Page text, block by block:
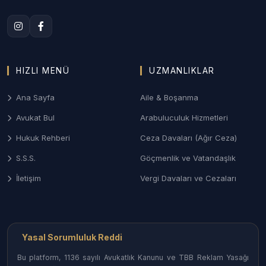
paylaşımı davalarında gizlilik odaklı profesyonel
3. Aydın Ceza ve Ağır Ceza Savunması
asayiş olayları, ticari nitelikli suçlar ve narkotik
dosyalarında haklarınızı koruyan etkin savunma
4. Ticaret ve Şirketler Hukuku
Nazilli ve Söke gibi sanayi ve ticaretin yoğun olduğu
Aydın İlçelerinde Avukat Erişimi
Aydın’ın her noktasındaki uzman hukukçulara
HIZLI MENÜ
Ana Sayfa
Avukat Bul
Hukuk Rehberi
S.S.S.
İletişim
UZMANLIKLAR
Aile & Boşanma
Arabuluculuk Hizmetleri
Ceza Davaları (Ağır Ceza)
Göçmenlik ve Vatandaşlık
Vergi Davaları ve Cezaları
Yasal Sorumluluk Reddi
Bu platform, 1136 sayılı Avukatlık Kanunu ve TBB Reklam Yasağı